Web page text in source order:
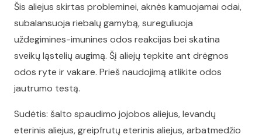
Šis aliejus skirtas probleminei, aknės kamuojamai odai,
subalansuoja riebalų gamybą, sureguliuoja
uždegimines-imunines odos reakcijas bei skatina
sveikų ląstelių augimą. Šį aliejų tepkite ant drėgnos
odos ryte ir vakare. Prieš naudojimą atlikite odos
jautrumo testą.
Sudėtis: šalto spaudimo jojobos aliejus, levandų
eterinis aliejus, greipfrutų eterinis aliejus, arbatmedžio